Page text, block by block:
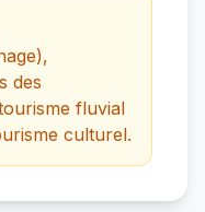
des
fluvial
culturel.